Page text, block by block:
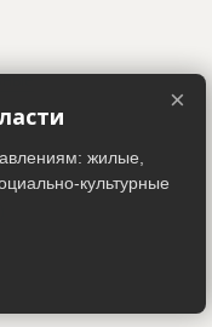
×
жилые,
культурные